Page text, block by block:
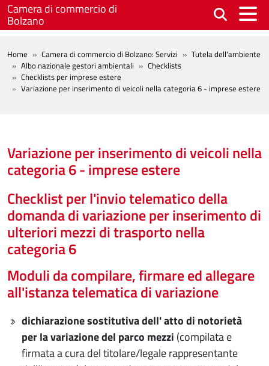
Salta al contenuto principale
Camera di commercio di
Bolzano
BREADCRUMB
Home Camera di commercio di Bolzano: Servizi
Tutela dell'ambiente
Albo nazionale gestori ambientali
Checklists
Checklists per imprese estere
Variazione per inserimento di veicoli nella categoria 6 - imprese estere
Variazione per inserimento di veicoli nella
categoria 6 - imprese estere
Checklist per l'invio telematico della
domanda di variazione per inserimento di
ulteriori mezzi di trasporto nella
categoria 6
Moduli da compilare, firmare ed allegare
all'istanza telematica di variazione
dichiarazione sostitutiva dell' atto di notorietà
per la variazione del parco mezzi (compilata e
firmata a cura del titolare/legale rappresentante